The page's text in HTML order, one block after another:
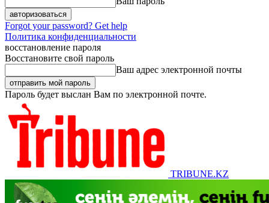
Forgot your password? Get help
Политика конфиденциальности
восстановление пароля
Восстановите свой пароль
Ваш адрес электронной почты
Пароль будет выслан Вам по электронной почте.
TRIBUNE.KZ